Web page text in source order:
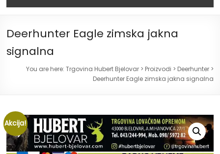
Deerhunter Eagle zimska jakna
signalna
You are here: Trgovina Hubert Bjelovar> Proizvodi > Deerhunter>
Deerhunter Eagle zimska jakna signalna
Akcija!